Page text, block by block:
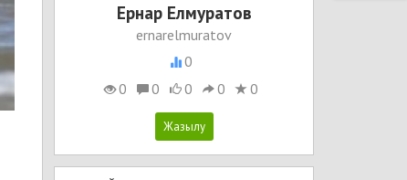
Ернар Елмуратов
ernarelmuratov
0
0
0 0 0 0